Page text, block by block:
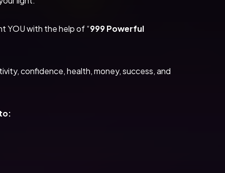
YOU with the help of “999 Powerful
confidence, health, money, success, and